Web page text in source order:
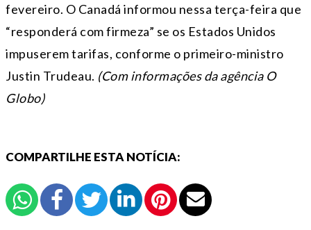
fevereiro. O Canadá informou nessa terça-feira que
“responderá com firmeza” se os Estados Unidos
impuserem tarifas, conforme o primeiro-ministro
Justin Trudeau. (Com informações da agência O
Globo)
COMPARTILHE ESTA NOTÍCIA: